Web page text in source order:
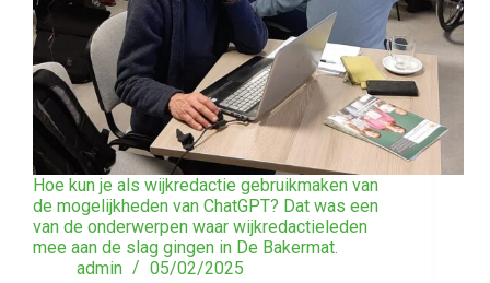
Hoe kun je als wijkredactie gebruikmaken van
de mogelijkheden van ChatGPT? Dat was een
van de onderwerpen waar wijkredactieleden
mee aan de slag gingen in De Bakermat.
admin
05/02/2025